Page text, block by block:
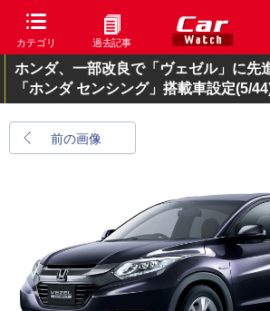
カテゴリ 過去記事
ホンダ、一部改良で「ヴェゼル」に先
「ホンダ センシング」搭載車設定(5/
前の画像